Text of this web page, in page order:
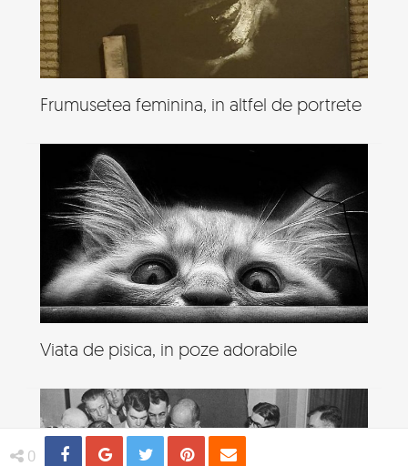
0 Share Distribuie
Tweet Pin
Frumusetea feminina, in altfel de portrete
Viata de pisica, in poze adorabile